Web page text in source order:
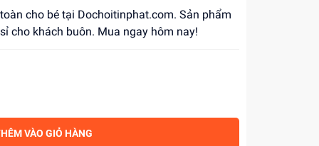
cho bé tại Dochoitinphat.com. Sản phẩm
cho khách buôn. Mua ngay hôm nay!
VÀO GIỎ HÀNG